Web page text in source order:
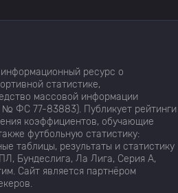
ресурс о
статистике,
массовой информации
ФС 77-83883). Публикует рейтинги
коэффициентов, обучающие
футбольную статистику:
таблицы, результаты и статистику
Бундеслига, Ла Лига, Серия А,
Сайт является партнёром